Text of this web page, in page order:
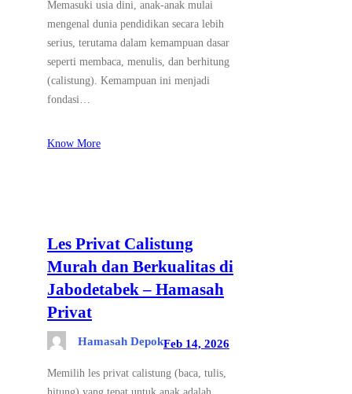
Memasuki usia dini, anak-anak mulai
mengenal dunia pendidikan secara lebih
serius, terutama dalam kemampuan dasar
seperti membaca, menulis, dan berhitung
(calistung). Kemampuan ini menjadi
fondasi…
Know More
Les Privat Calistung
Murah dan Berkualitas di
Jabodetabek – Hamasah
Privat
Hamasah DepokFeb 14, 2026
Memilih les privat calistung (baca, tulis,